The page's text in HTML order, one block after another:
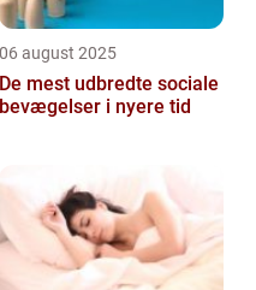
06 august 2025
De mest udbredte sociale
bevægelser i nyere tid